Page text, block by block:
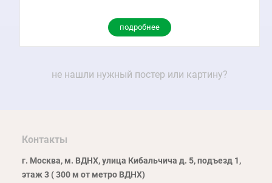
подробнее
не нашли нужный постер или картину?
Контакты
г. Москва, м. ВДНХ, улица Кибальчича д. 5, подъезд 1,
этаж 3 ( 300 м от метро ВДНХ)